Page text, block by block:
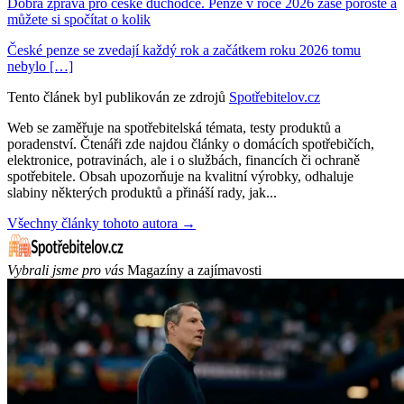
Dobrá zpráva pro české důchodce. Penze v roce 2026 zase poroste a
můžete si spočítat o kolik
České penze se zvedají každý rok a začátkem roku 2026 tomu
nebylo […]
Tento článek byl publikován ze zdrojů Spotřebitelov.cz
Web se zaměřuje na spotřebitelská témata, testy produktů a
poradenství. Čtenáři zde najdou články o domácích spotřebičích,
elektronice, potravinách, ale i o službách, financích či ochraně
spotřebitele. Obsah upozorňuje na kvalitní výrobky, odhaluje
slabiny některých produktů a přináší rady, jak...
Všechny články tohoto autora →
Vybrali jsme pro vás Magazíny a zajímavosti